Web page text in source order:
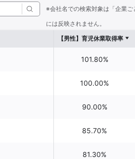
※会社名での検索対象は「企業
には反映されません。
【男性】育児休業取得率
101.80%
100.00%
90.00%
85.70%
81.30%